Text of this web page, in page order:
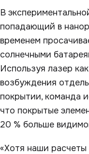
В
попадающий в
временем
солнечными
Используя лазер
возбуждения
покрытии, команда
что покрытые
20 % больше
«Хотя наши расчеты